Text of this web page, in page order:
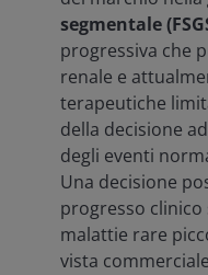
segmentale
progressiva che
renale e
terapeutiche
della decisione
degli eventi
Una decisione
progresso
malattie rare
vista